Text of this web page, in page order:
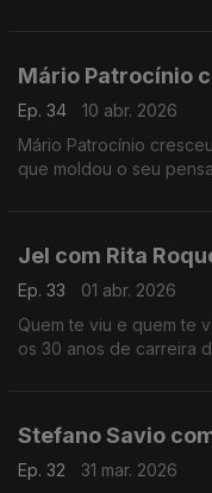
Mário Patrocínio
Ep. 34
10 abr. 2026
Mário Patrocínio
que moldou o seu
Jel com Rita
Ep. 33
01 abr. 2026
Quem te viu e quem te
os 30 anos de carreira
Stefano Savio
Ep. 32
31 mar. 2026